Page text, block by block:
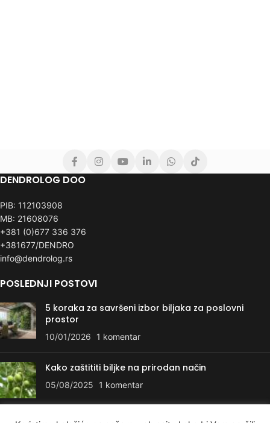
DENDROLOG DOO
PIB: 112103908
MB: 21608076
+381 (0)677 336 376
+381677/DENDRO
info@dendrolog.rs
POSLEDNJI POSTOVI
5 koraka za savršeni izbor biljaka za poslovni
prostor
10/01/2026 1 komentar
Kako zaštititi biljke na prirodan način
05/08/2025 1 komentar